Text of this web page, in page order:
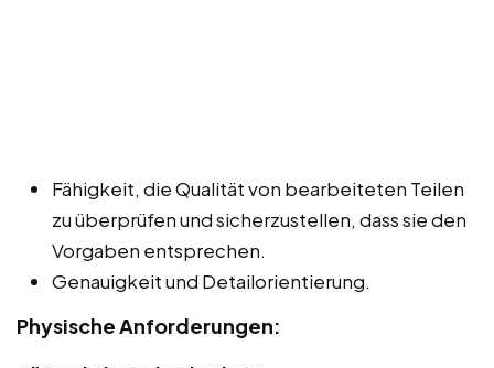
Fähigkeit, die Qualität von bearbeiteten Teilen
zu überprüfen und sicherzustellen, dass sie den
Vorgaben entsprechen.
Genauigkeit und Detailorientierung.
Physische Anforderungen: